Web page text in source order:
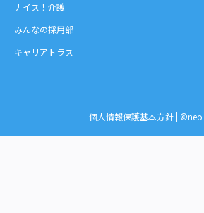
ナイス！介護
みんなの採用部
キャリアトラス
個人情報保護基本方針| ©neo